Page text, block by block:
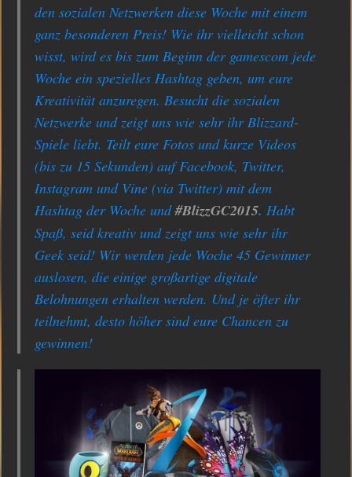
den sozialen Netzwerken diese Woche mit einem
ganz besonderen Preis! Wie ihr vielleicht schon
wisst, wird es bis zum Beginn der gamescom jede
Woche ein spezielles Hashtag geben, um eure
Kreativität anzuregen. Besucht die sozialen
Netzwerke und zeigt uns wie sehr ihr Blizzard-
Spiele liebt. Teilt eure Fotos und kurze Videos
(bis zu 15 Sekunden) auf Facebook, Twitter,
Instagram und Vine (via Twitter) mit dem
Hashtag der Woche und#BlizzGC2015. Habt
Spaß, seid kreativ und zeigt uns wie sehr ihr
Geek seid! Wir werden jede Woche 45 Gewinner
auslosen, die einige großartige digitale
Belohnungen erhalten werden. Und je öfter ihr
teilnehmt, desto höher sind eure Chancen zu
gewinnen!